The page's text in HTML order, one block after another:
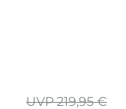
UVP 219,95 €